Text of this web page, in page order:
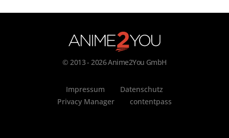
© 2013 - 2026 Anime2You GmbH
Impressum
Datenschutz
Privacy Manager
contentpass